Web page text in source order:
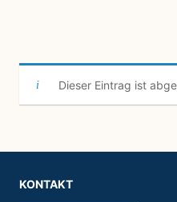
Dieser Eintrag ist
KONTAKT